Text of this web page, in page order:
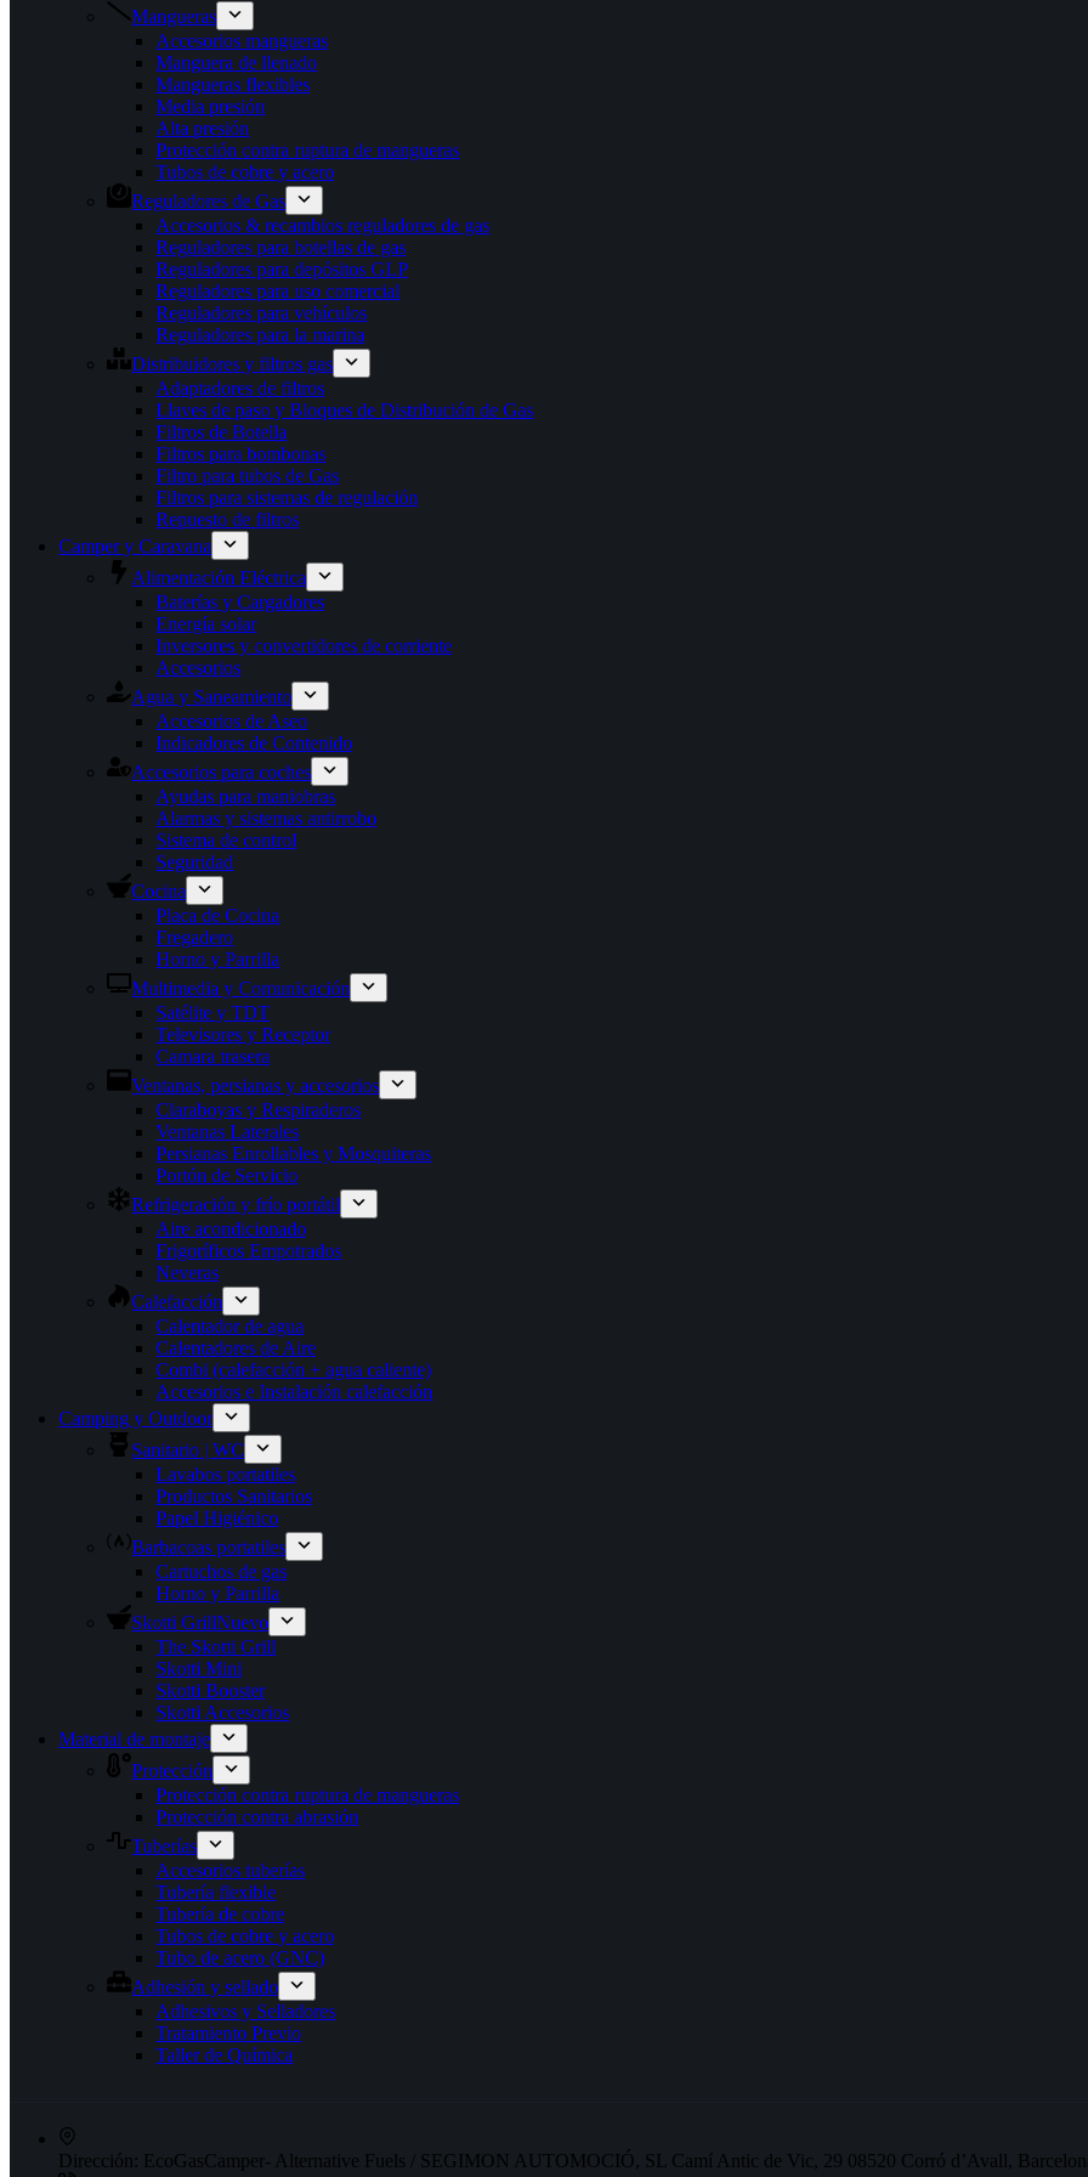
Mangueras
Accesorios mangueras
Manguera de llenado
Mangueras flexibles
Media presión
Alta presión
Protección contra ruptura de mangueras
Tubos de cobre y acero
Reguladores de Gas
Accesorios & recambios reguladores de gas
Reguladores para botellas de gas
Reguladores para depósitos GLP
Reguladores para uso comercial
Reguladores para vehículos
Reguladores para la marina
Distribuidores y filtros gas
Adaptadores de filtros
Llaves de paso y Bloques de Distribución de Gas
Filtros de Botella
Filtros para bombonas
Filtro para tubos de Gas
Filtros para sistemas de regulación
Repuesto de filtros
Camper y Caravana
Alimentación Eléctrica
Baterías y Cargadores
Energía solar
Inversores y convertidores de corriente
Accesorios
Agua y Saneamiento
Accesorios de Aseo
Indicadores de Contenido
Accesorios para coches
Ayudas para maniobras
Alarmas y sistemas antirrobo
Sistema de control
Seguridad
Cocina
Placa de Cocina
Fregadero
Horno y Parrilla
Multimedia y Comunicación
Satélite y TDT
Televisores y Receptor
Camara trasera
Ventanas, persianas y accesorios
Claraboyas y Respiraderos
Ventanas Laterales
Persianas Enrollables y Mosquiteras
Portón de Servicio
Refrigeración y frío portátil
Aire acondicionado
Frigoríficos Empotrados
Neveras
Calefacción
Calentador de agua
Calentadores de Aire
Combi (calefacción + agua caliente)
Accesorios e Instalación calefacción
Camping y Outdoor
Sanitario | WC
Lavabos portatiles
Productos Sanitarios
Papel Higiénico
Barbacoas portatiles
Cartuchos de gas
Horno y Parrilla
Skotti GrillNuevo
The Skotti Grill
Skotti Mini
Skotti Booster
Skotti Accesorios
Material de montaje
Protección
Protección contra ruptura de mangueras
Protección contra abrasión
Tuberías
Accesorios tuberías
Tubería flexible
Tubería de cobre
Tubos de cobre y acero
Tubo de acero (GNC)
Adhesión y sellado
Adhesivos y Selladores
Tratamiento Previo
Taller de Química
Dirección: EcoGasCamper- Alternative Fuels / SEGIMON AUTOMOCIÓ, SL Camí Antic de Vic, 29 08520 Corró d’Avall,